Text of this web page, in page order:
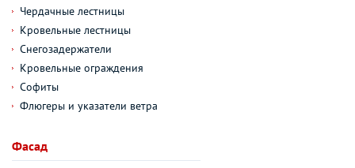
Чердачные лестницы
Кровельные лестницы
Снегозадержатели
Кровельные ограждения
Софиты
Флюгеры и указатели ветра
Фасад